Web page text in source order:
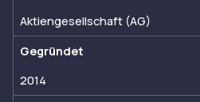
Aktiengesellschaft (AG)
Gegründet
2014